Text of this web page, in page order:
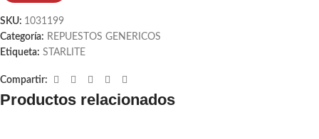
SKU: 1031199
Categoría: REPUESTOS GENERICOS
Etiqueta: STARLITE
Compartir:
Productos relacionados